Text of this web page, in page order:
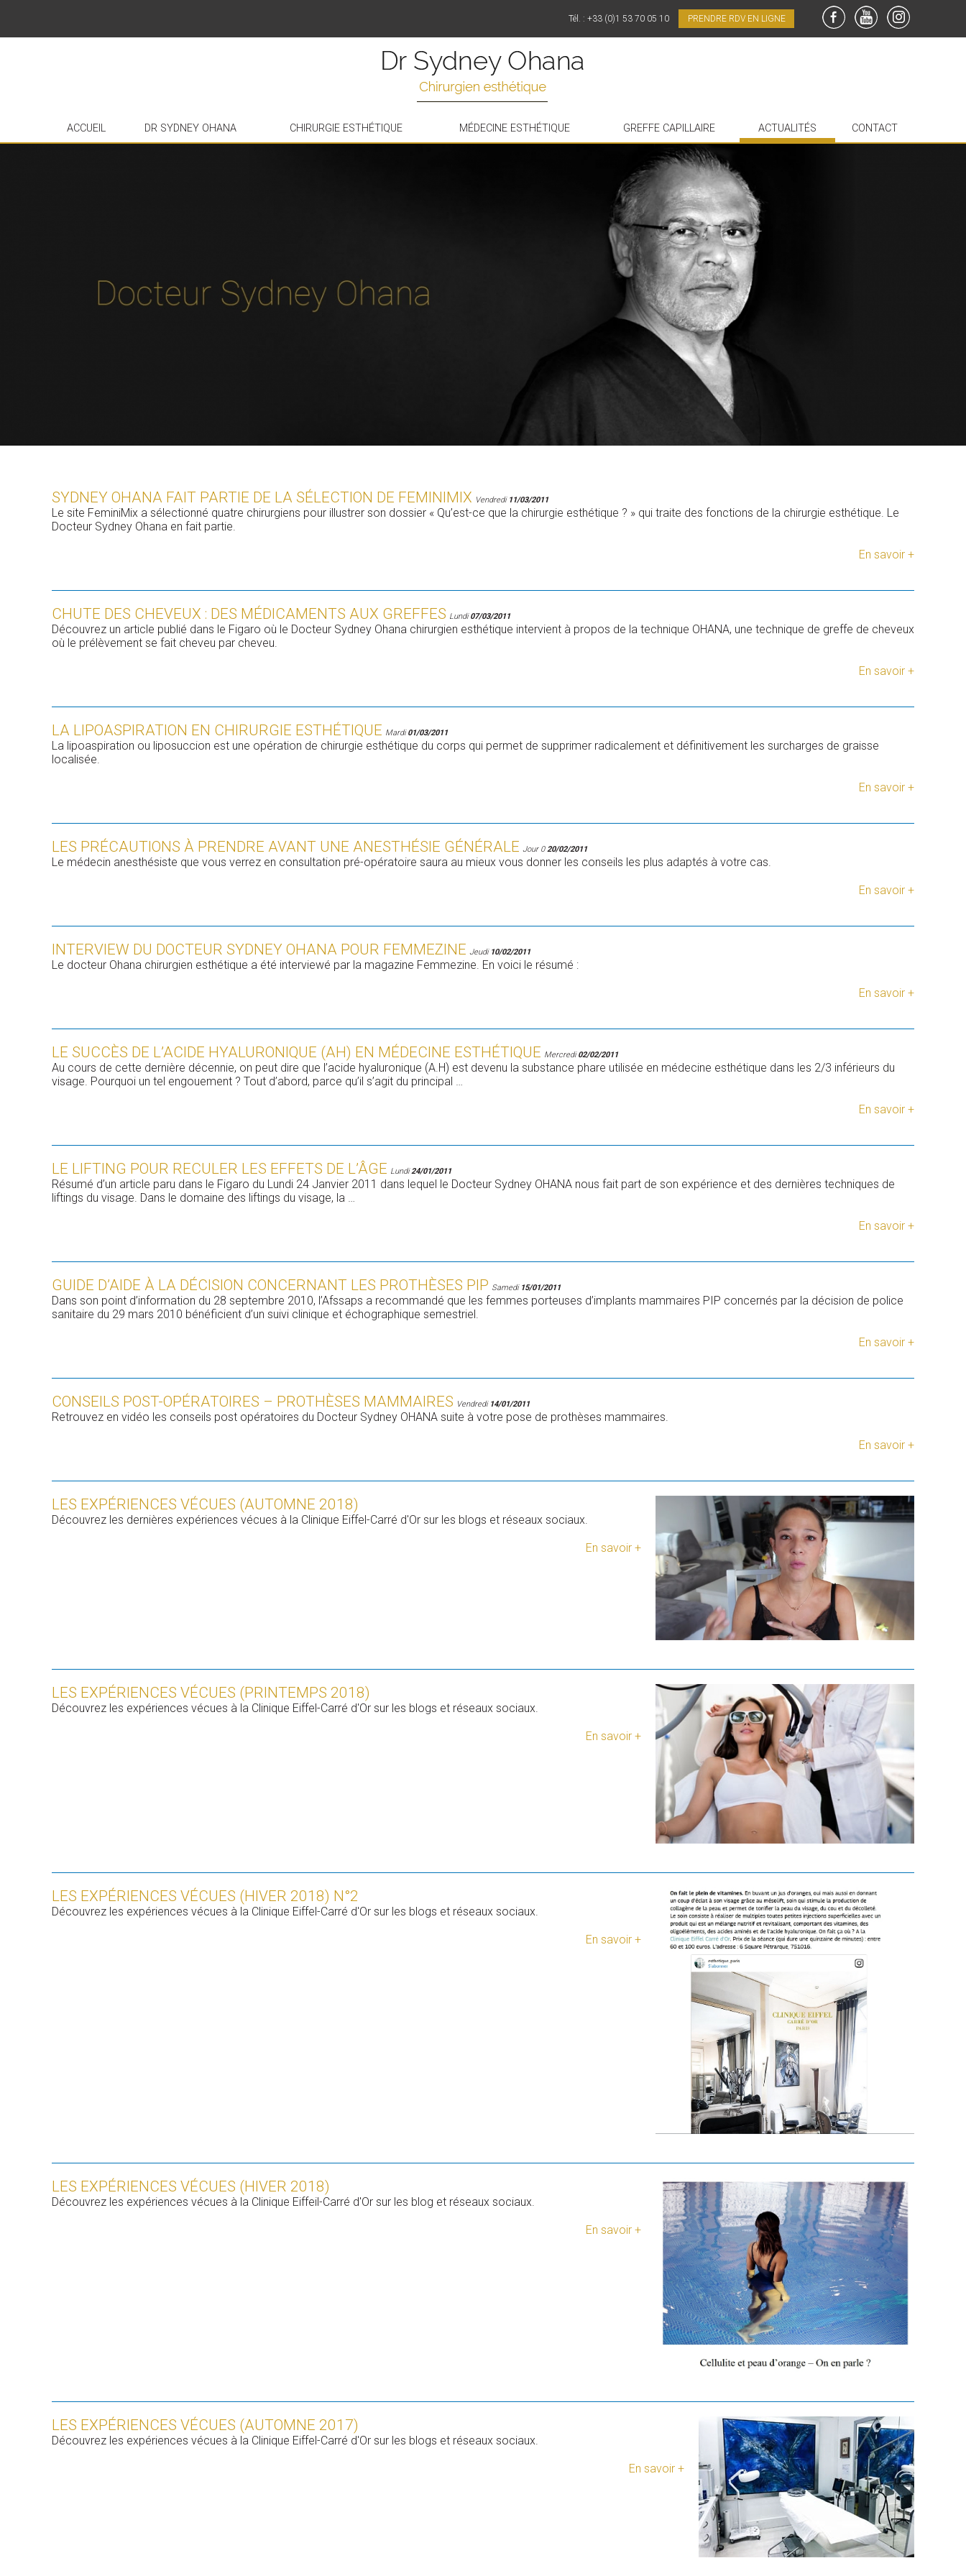
PRENDRE RDV EN LIGNE
Tél. : +33 (0)1 53 70 05 10
ACCUEIL DR SYDNEY OHANA CHIRURGIE ESTHÉTIQUE MÉDECINE ESTHÉTIQUE GREFFE CAPILLAIRE ACTUALITÉS CONTACT
SYDNEY OHANA FAIT PARTIE DE LA SÉLECTION DE FEMINIMIX Vendredi 11/03/2011
Le site FeminiMix a sélectionné quatre chirurgiens pour illustrer son dossier « Qu’est-ce que la chirurgie esthétique ? » qui traite des fonctions de la chirurgie esthétique. Le
Docteur Sydney Ohana en fait partie.
En savoir +
CHUTE DES CHEVEUX : DES MÉDICAMENTS AUX GREFFES Lundi07/03/2011
Découvrez un article publié dans le Figaro où le Docteur Sydney Ohana chirurgien esthétique intervient à propos de la technique OHANA, une technique de greffe de cheveux
où le prélèvement se fait cheveu par cheveu.
En savoir +
LA LIPOASPIRATION EN CHIRURGIE ESTHÉTIQUE Mardi01/03/2011
La lipoaspiration ou liposuccion est une opération de chirurgie esthétique du corps qui permet de supprimer radicalement et définitivement les surcharges de graisse
localisée.
En savoir +
LES PRÉCAUTIONS À PRENDRE AVANT UNE ANESTHÉSIE GÉNÉRALE Jour 020/02/2011
Le médecin anesthésiste que vous verrez en consultation pré-opératoire saura au mieux vous donner les conseils les plus adaptés à votre cas.
En savoir +
INTERVIEW DU DOCTEUR SYDNEY OHANA POUR FEMMEZINE Jeudi 10/02/2011
Le docteur Ohana chirurgien esthétique a été interviewé par la magazine Femmezine. En voici le résumé :
En savoir +
LE SUCCÈS DE L’ACIDE HYALURONIQUE (AH) EN MÉDECINE ESTHÉTIQUE Mercredi02/02/2011
Au cours de cette dernière décennie, on peut dire que l’acide hyaluronique (A.H) est devenu la substance phare utilisée en médecine esthétique dans les 2/3 inférieurs du
visage. Pourquoi un tel engouement ? Tout d’abord, parce qu’il s’agit du principal …
En savoir +
LE LIFTING POUR RECULER LES EFFETS DE L’ÂGE Lundi24/01/2011
Résumé d’un article paru dans le Figaro du Lundi 24 Janvier 2011 dans lequel le Docteur Sydney OHANA nous fait part de son expérience et des dernières techniques de
liftings du visage. Dans le domaine des liftings du visage, la …
En savoir +
GUIDE D’AIDE À LA DÉCISION CONCERNANT LES PROTHÈSES PIP Samedi 15/01/2011
Dans son point d’information du 28 septembre 2010, l’Afssaps a recommandé que les femmes porteuses d’implants mammaires PIP concernés par la décision de police
sanitaire du 29 mars 2010 bénéficient d’un suivi clinique et échographique semestriel.
En savoir +
CONSEILS POST-OPÉRATOIRES – PROTHÈSES MAMMAIRES Vendredi 14/01/2011
Retrouvez en vidéo les conseils post opératoires du Docteur Sydney OHANA suite à votre pose de prothèses mammaires.
En savoir +
LES EXPÉRIENCES VÉCUES (AUTOMNE 2018)
Découvrez les dernières expériences vécues à la Clinique Eiffel-Carré d'Or sur les blogs et réseaux sociaux.
En savoir +
LES EXPÉRIENCES VÉCUES (PRINTEMPS 2018)
Découvrez les expériences vécues à la Clinique Eiffel-Carré d'Or sur les blogs et réseaux sociaux.
En savoir +
LES EXPÉRIENCES VÉCUES (HIVER 2018) N°2
Découvrez les expériences vécues à la Clinique Eiffel-Carré d'Or sur les blogs et réseaux sociaux.
En savoir +
LES EXPÉRIENCES VÉCUES (HIVER 2018)
Découvrez les expériences vécues à la Clinique Eiffeil-Carré d'Or sur les blog et réseaux sociaux.
En savoir +
LES EXPÉRIENCES VÉCUES (AUTOMNE 2017)
Découvrez les expériences vécues à la Clinique Eiffel-Carré d'Or sur les blogs et réseaux sociaux.
En savoir +